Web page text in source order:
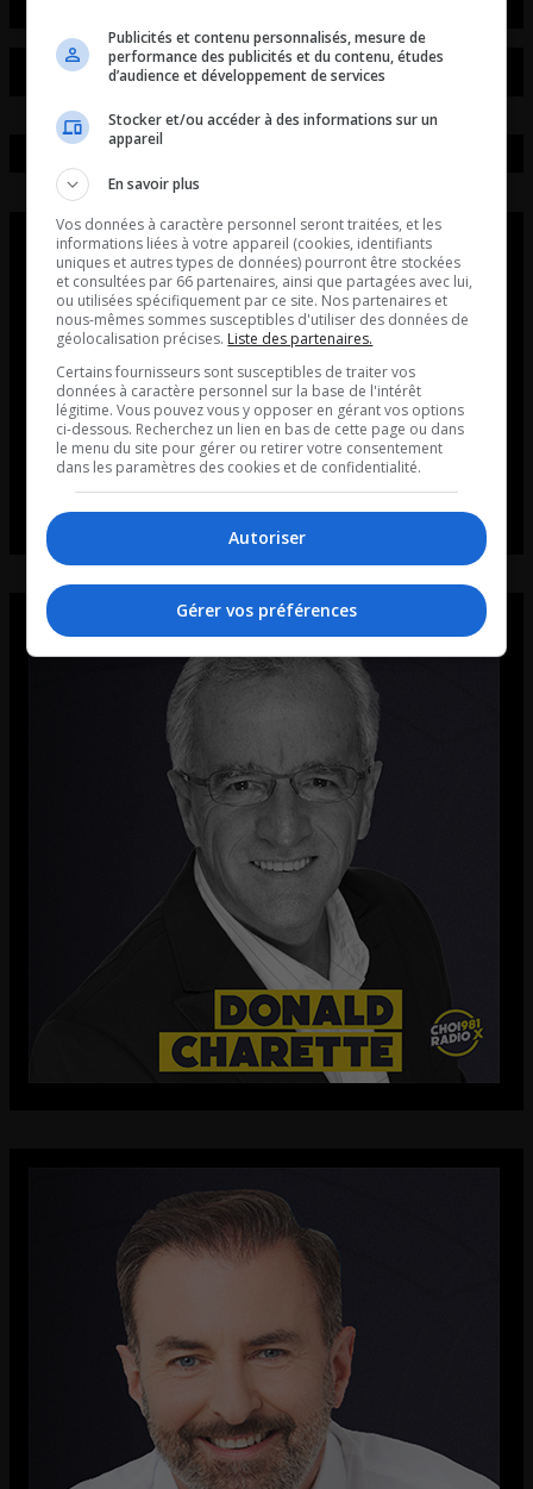
Publicités et contenu personnalisés, mesure de
performance des publicités et du contenu, études
d’audience et développement de services
Stocker et/ou accéder à des informations sur un
appareil
En savoir plus
Vos données à caractère personnel seront traitées, et les
informations liées à votre appareil (cookies, identifiants
uniques et autres types de données) pourront être stockées
et consultées par 66 partenaires, ainsi que partagées avec lui,
ou utilisées spécifiquement par ce site. Nos partenaires et
nous-mêmes sommes susceptibles d'utiliser des données de
géolocalisation précises. Liste des partenaires.
Certains fournisseurs sont susceptibles de traiter vos
données à caractère personnel sur la base de l'intérêt
légitime. Vous pouvez vous y opposer en gérant vos options
ci-dessous. Recherchez un lien en bas de cette page ou dans
le menu du site pour gérer ou retirer votre consentement
dans les paramètres des cookies et de confidentialité.
Autoriser
Gérer vos préférences